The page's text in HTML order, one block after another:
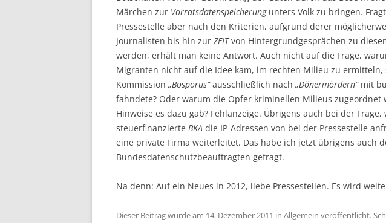
Märchen zur Vorratsdatenspeicherung unters Volk zu bringen.
Pressestelle aber nach den Kriterien, aufgrund derer
Journalisten bis hin zur ZEITvon Hintergrundgesprächen zu
werden, erhält man keine Antwort. Auch nicht auf die Frage,
Migranten nicht auf die Idee kam, im rechten Milieu zu
Kommission „Bosporus“ausschließlich nach „Dönermördern“ mit
fahndete? Oder warum die Opfer kriminellen Milieus zugeordnet
Hinweise es dazu gab? Fehlanzeige. Übrigens auch bei der Frage,
steuerfinanzierte BKA die IP-Adressen von bei der Pressestelle
eine private Firma weiterleitet. Das habe ich jetzt übrigens auch
Bundesdatenschutzbeauftragten gefragt.
Na denn: Auf ein Neues in 2012, liebe Pressestellen. Es wird
Dieser Beitrag wurde am 14. Dezember 2011 in Allgemein veröffentlicht.